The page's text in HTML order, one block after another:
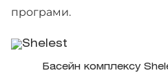
програми.
Басейн комплексу